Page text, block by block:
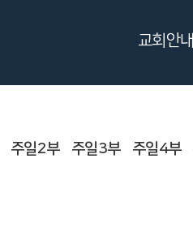
주일2부 주일3부 주일4부
교회안내